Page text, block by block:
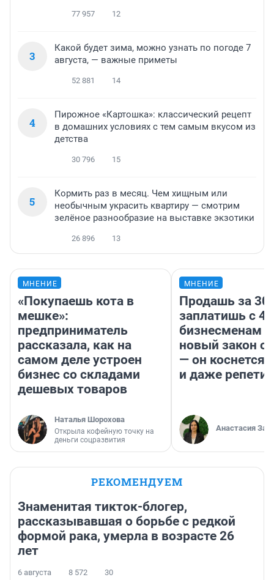
77 957 12
3
Какой будет зима, можно узнать по погоде 7
августа, — важные приметы
52 881 14
4
Пирожное «Картошка»: классический рецепт
в домашних условиях с тем самым вкусом из
детства
30 796 15
5
Кормить раз в месяц. Чем хищным или
необычным украсить квартиру — смотрим
зелёное разнообразие на выставке экзотики
26 896 13
МНЕНИЕ
«Покупаешь кота в
мешке»:
предприниматель
рассказала, как на
самом деле устроен
бизнес со складами
дешевых товаров
Наталья Шорохова
Открыла кофейную точку на
деньги соцразвития
МНЕНИЕ
Продашь за
заплатишь с
бизнесменам
новый закон о
— он коснется
и даже
Анастасия
РЕКОМЕНДУЕМ
Знаменитая тикток-блогер,
рассказывавшая о борьбе с редкой
формой рака, умерла в возрасте 26
лет
6 августа 8 572 30